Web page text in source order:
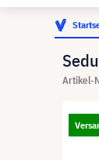
Artikel-